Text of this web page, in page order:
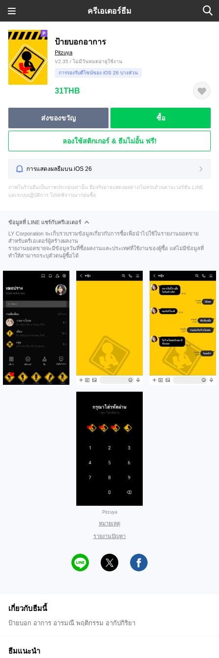
ครีเอเตอร์ธีม
ป้ายบอกอาการ
Pitzuya
V2.35 / ไม่มีวันหมดอายุใช้งาน
การรองรับดีไซน์ของ iOS 26 บางส่วน
31THB
ส่งของขวัญ ซื้อ
ลองใช้สติกเกอร์ & ธีมไม่อั้น ฟรี!
การแสดงผลธีมบน iOS 26
ภาพในร้านธีมเป็นภาพประกอบเท่านั้น ธีมจริงอาจแสดงผลต่าง/ไม่ครบถ้วนตามเวอร์ชัน LINE
และระบบปฏิบัติการ โปรดพิจารณาก่อนซื้อ
ข้อมูลที่ LINE แชร์กับครีเอเตอร์
LY Corporation จะเก็บรวบรวมข้อมูลเกี่ยวกับการซื้อเพื่อนำไปใช้ในรายงานยอดขาย
สำหรับครีเอเตอร์ผู้สร้างผลงาน
รายงานยอดขายจะมีข้อมูลวันที่ซื้อผลงานและประเทศที่ใช้งานของผู้ซื้อ แต่ไม่มีข้อมูลที่
ทำให้สามารถระบุตัวตนผู้ซื้อได้
Pitzuya
หมายเหตุ
รายงานปัญหา
เกี่ยวกับธีมนี้
ป้ายบอก อาการ อารมณื พฤติกรรม อากัปกิริยา
ธีมแนะนำ